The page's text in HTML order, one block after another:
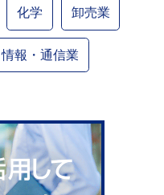
化学 卸売業
情報・通信業